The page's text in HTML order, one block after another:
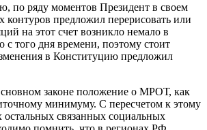
по ряду моментов Президент в своем
контуров предложил перерисовать или
на этот счет возникло немало в
с того дня времени, поэтому стоит
в Конституцию предложил
законе положение о МРОТ, как
минимуму. С пересчетом к этому
остальных связанных социальных